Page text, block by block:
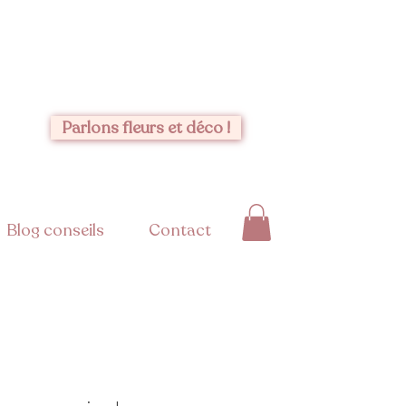
Parlons fleurs et déco !
Blog conseils Contact